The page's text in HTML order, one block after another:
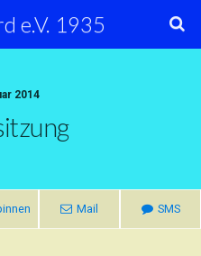
e.V. 1935
2014
Mail SMS